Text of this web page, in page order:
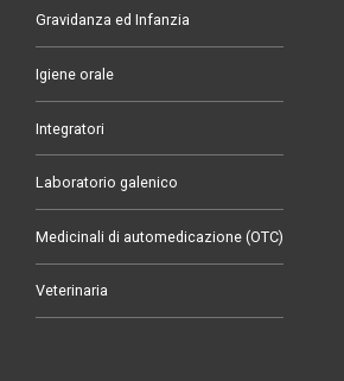
Gravidanza ed Infanzia
Igiene orale
Integratori
Laboratorio galenico
Medicinali di automedicazione (OTC)
Veterinaria